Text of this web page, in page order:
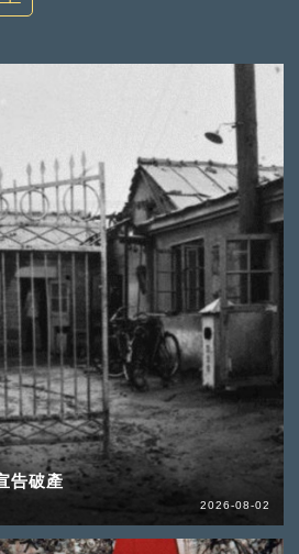
告破產
2026-08-02